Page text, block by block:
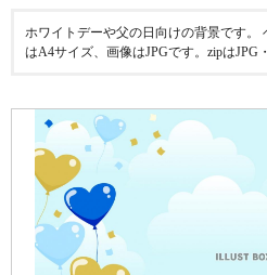
ホワイトデーや父の日向けの背景です。
はA4サイズ、画像はJPGです。zipはJPG